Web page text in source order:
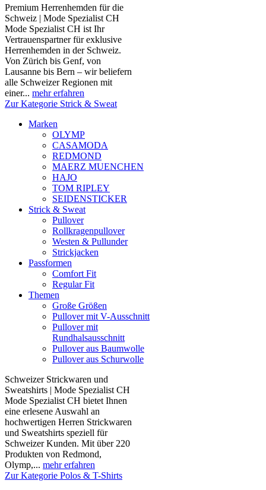
Premium Herrenhemden für die
Schweiz | Mode Spezialist CH
Mode Spezialist CH ist Ihr
Vertrauenspartner für exklusive
Herrenhemden in der Schweiz.
Von Zürich bis Genf, von
Lausanne bis Bern – wir beliefern
alle Schweizer Regionen mit
einer... mehr erfahren
Zur Kategorie Strick & Sweat
Marken
OLYMP
CASAMODA
REDMOND
MAERZ MUENCHEN
HAJO
TOM RIPLEY
SEIDENSTICKER
Strick & Sweat
Pullover
Rollkragenpullover
Westen & Pullunder
Strickjacken
Passformen
Comfort Fit
Regular Fit
Themen
Große Größen
Pullover mit V-Ausschnitt
Pullover mit
Rundhalsausschnitt
Pullover aus Baumwolle
Pullover aus Schurwolle
Schweizer Strickwaren und
Sweatshirts | Mode Spezialist CH
Mode Spezialist CH bietet Ihnen
eine erlesene Auswahl an
hochwertigen Herren Strickwaren
und Sweatshirts speziell für
Schweizer Kunden. Mit über 220
Produkten von Redmond,
Olymp,... mehr erfahren
Zur Kategorie Polos & T-Shirts